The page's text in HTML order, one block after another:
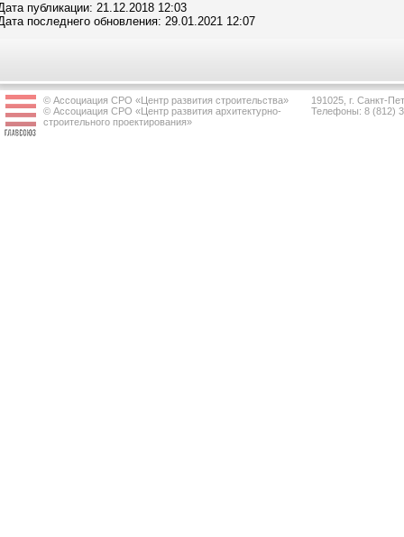
публикации: 21.12.2018 12:03
последнего обновления: 29.01.2021 12:07
© Ассоциация СРО «Центр развития строительства»
© Ассоциация СРО «Центр развития архитектурно-
строительного проектирования»
191025, г. Санкт-
Телефоны: 8 (812)